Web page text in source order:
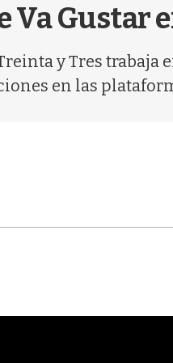
Va Gustar
y Tres trabaja
en las